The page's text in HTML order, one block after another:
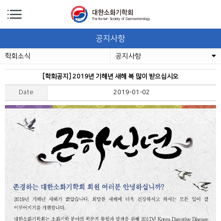
공지사항
학회소식 공지사항
[학회공지] 2019년 기해년 새해 복 많이 받으십시오
Date 2019-01-02